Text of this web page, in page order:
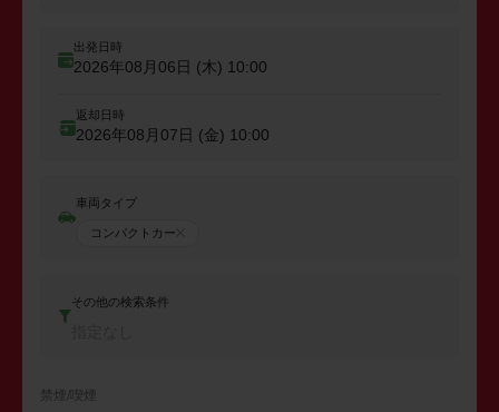
出発日時
2026年08月06日 (木) 10:00
返却日時
2026年08月07日 (金) 10:00
車両タイプ
コンパクトカー
その他の検索条件
禁煙/喫煙